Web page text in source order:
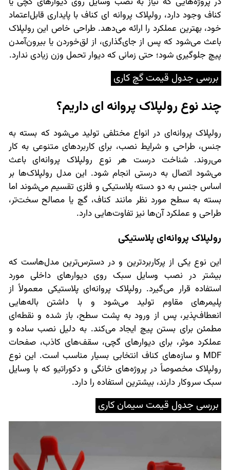
کناف وجود دارد، رولپلاک پروانه ای کناف با پایداری قابل‌اعتماد
خود، بهترین عملکرد را ارائه می‌دهد. طراحی خاص این رولپلاک
باعث می‌شود که پس از جای‌گذاری، از لق‌خوردن یا بیرون‌آمدن
پیچ جلوگیری شود؛ حتی زمانی که دیوار تحمل وزن زیادی ندارد.
بررسی جدول قیمت گچ کاری
چند نوع رولپلاک پروانه ای داریم؟
رولپلاک پروانه‌ای در انواع مختلفی تولید می‌شود که بسته به
جنس، طراحی و شرایط نصب، برای کاربردهای متنوعی به کار
می‌روند. شناخت درست هر نوع رولپلاک پروانه‌ای باعث
می‌شود اتصال به درستی انجام شود. این مدل رولپلاک‌ها بر
اساس جنس به دو دسته پلاستیکی و فلزی تقسیم می‌شوند اما
بسته به سطح مورد نظر مانند کناف، گچ یا مصالح سخت‌تر،
طراحی و عملکرد آن‌ها نیز تفاوت‌هایی دارد.
رولپلاک پروانه‌ای پلاستیکی
این نوع یکی از پرکاربردترین و در دسترس‌ترین مدل‌هاست که
بیشتر در نصب وسایل سبک روی دیوارهای داخلی مورد
استفاده قرار می‌گیرد. رولپلاک پروانه‌ای پلاستیکی معمولاً از
پلیمرهای مقاوم تولید می‌شود و با داشتن باله‌هایی
انعطاف‌پذیر، پس از ورود به پشت سطح، باز شده و نقطه‌ای
مطمئن برای بستن پیچ ایجاد می‌کند. به دلیل نصب ساده و
عملکرد موثر، برای دیوارهای گچی، سقف‌های کاذب، صفحات
MDF و سازه‌های کناف انتخابی بسیار مناسب است. این نوع
رولپلاک مخصوصاً در پروژه‌های خانگی و دکوراتیو که با وسایل
سبک سروکار دارند، بیشترین استفاده را دارد.
بررسی جدول قیمت سیمان کاری